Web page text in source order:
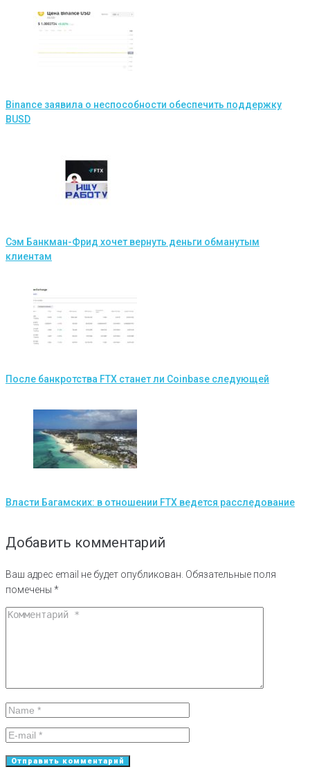
Binance заявила о неспособности обеспечить поддержку
BUSD
Сэм Банкман-Фрид хочет вернуть деньги обманутым
клиентам
После банкротства FTX станет ли Coinbase следующей
Власти Багамских: в отношении FTX ведется расследование
Добавить комментарий
Ваш адрес email не будет опубликован. Обязательные поля
помечены *